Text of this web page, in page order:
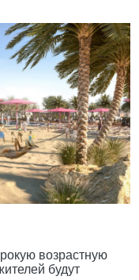
возрастную
будут